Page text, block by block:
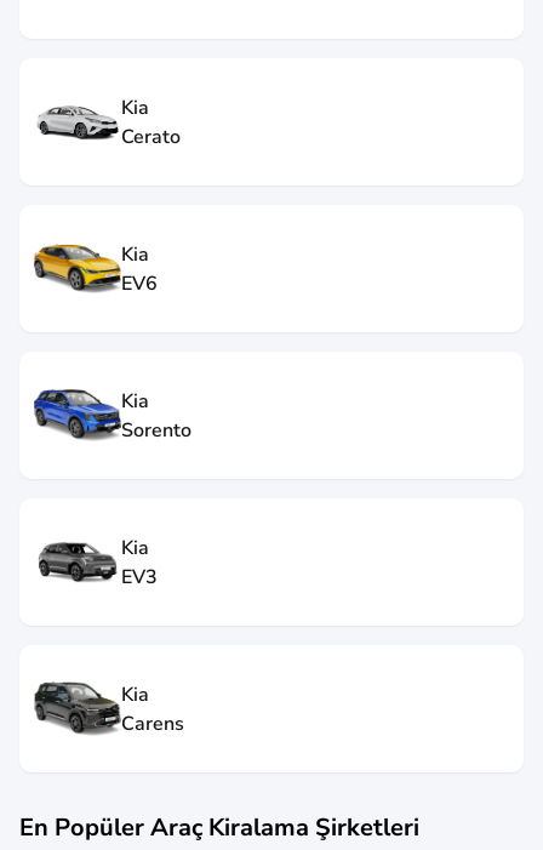
Kia
Cerato
Kia
EV6
Kia
Sorento
Kia
EV3
Kia
Carens
En Popüler Araç Kiralama Şirketleri